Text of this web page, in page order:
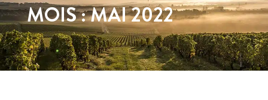
MOIS :MAI 2022